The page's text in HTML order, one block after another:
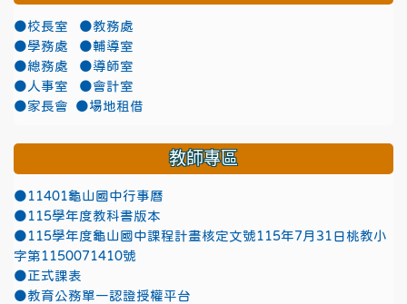
●校長室
●教務處
●學務處
●輔導室
●總務處
●導師室
●人事室
●會計室
●家長會
●場地租借
教師專區
●11401龜山國中行事曆
●115學年度教科書版本
●115學年度龜山國中課程計畫核定文號115年7月31日桃教小
字第1150071410號
●正式課表
●教育公務單一認證授權平台